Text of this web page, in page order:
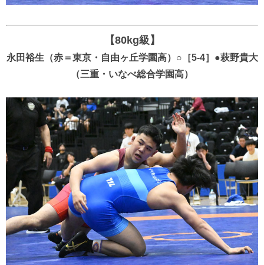
【80kg級】
永田裕生（赤＝東京・自由ヶ丘学園高）○［5-4］●萩野貴大
（三重・いなべ総合学園高）